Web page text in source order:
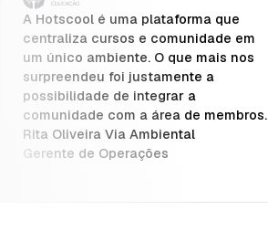
A Hotscool é uma plataforma que
centraliza cursos e comunidade em
um único ambiente. O que mais nos
surpreendeu foi justamente a
possibilidade de integrar a
comunidade com a área de membros.
Rita Oliveira Via Ambiental
Gerente de Operações